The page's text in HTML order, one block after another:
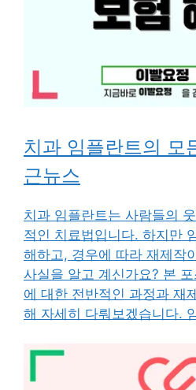
치과 임플란트의 모
근뉴스
치과 임플란트는 사람들의
적인 치료법입니다. 하지만
해하고, 경우에 따라 재제작
사실을 알고 계신가요? 본
에 대한 전반적인 과정과 재
해 자세히 다뤄보겠습니다.